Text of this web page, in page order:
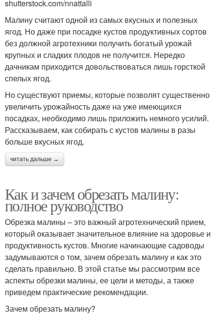
shutterstock.com/nnattalli
Малину считают одной из самых вкусных и полезных
ягод. Но даже при посадке кустов продуктивных сортов
без должной агротехники получить богатый урожай
крупных и сладких плодов не получится. Нередко
дачникам приходится довольствоваться лишь горсткой
спелых ягод.
Но существуют приемы, которые позволят существенно
увеличить урожайность даже на уже имеющихся
посадках, необходимо лишь приложить немного усилий.
Рассказываем, как собирать с кустов малины в разы
больше вкусных ягод.
читать дальше →
Как и зачем обрезать малину:
полное руководство
Обрезка малины – это важный агротехнический прием,
который оказывает значительное влияние на здоровье и
продуктивность кустов. Многие начинающие садоводы
задумываются о том, зачем обрезать малину и как это
сделать правильно. В этой статье мы рассмотрим все
аспекты обрезки малины, ее цели и методы, а также
приведем практические рекомендации.
Зачем обрезать малину?